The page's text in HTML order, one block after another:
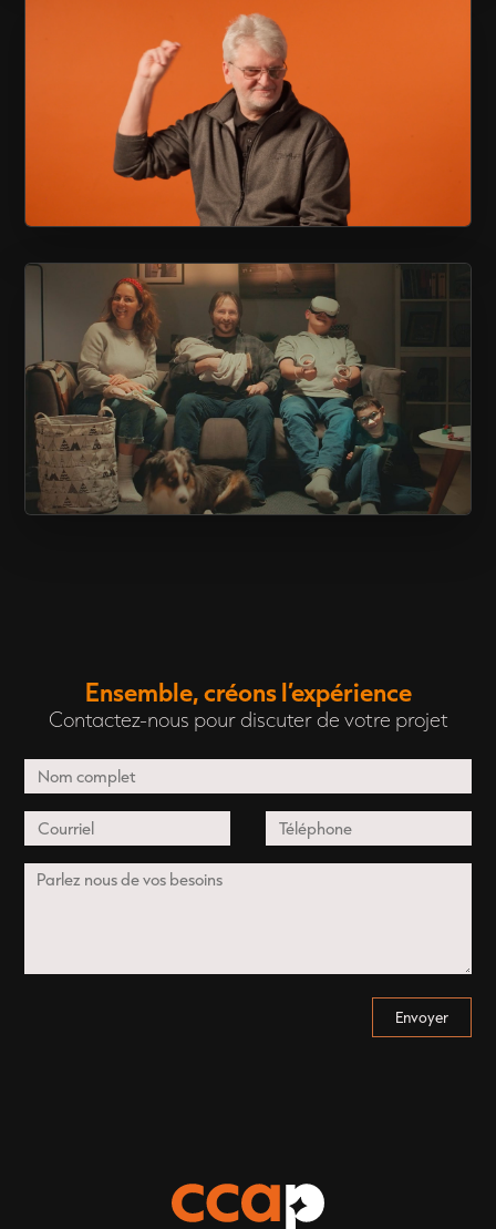
CAPSULE « ÇA FAIT QUOI? »
Ensemble, créons l’expérience
Contactez-nous pour discuter de votre projet
Envoyer